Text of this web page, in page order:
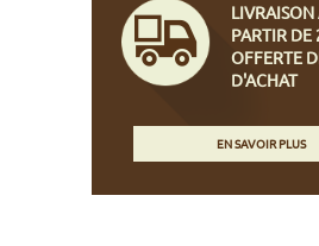
LIVRAISON
PARTIR DE
OFFERTE
D'ACHAT
EN SAVOIR PLUS